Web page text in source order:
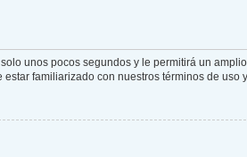
unos pocos segundos y le permitirá un
familiarizado con nuestros términos de